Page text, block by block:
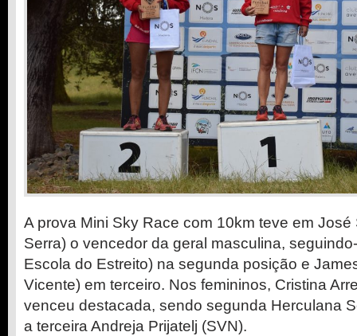
A prova Mini Sky Race com 10km teve em
Serra) o vencedor da geral masculina,
Escola do Estreito) na segunda posição e
Vicente) em terceiro. Nos femininos, Cristina
venceu destacada, sendo segunda Herculana
a terceira Andreja Prijatelj (SVN).